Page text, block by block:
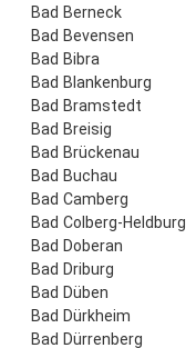
Bad Berneck
Bad Bevensen
Bad Bibra
Bad Blankenburg
Bad Bramstedt
Bad Breisig
Bad Brückenau
Bad Buchau
Bad Camberg
Bad Colberg-Heldburg
Bad Doberan
Bad Driburg
Bad Düben
Bad Dürkheim
Bad Dürrenberg